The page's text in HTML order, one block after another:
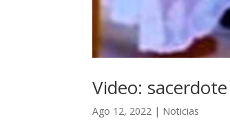
Video:
Ago 12, 2022 | Noticias